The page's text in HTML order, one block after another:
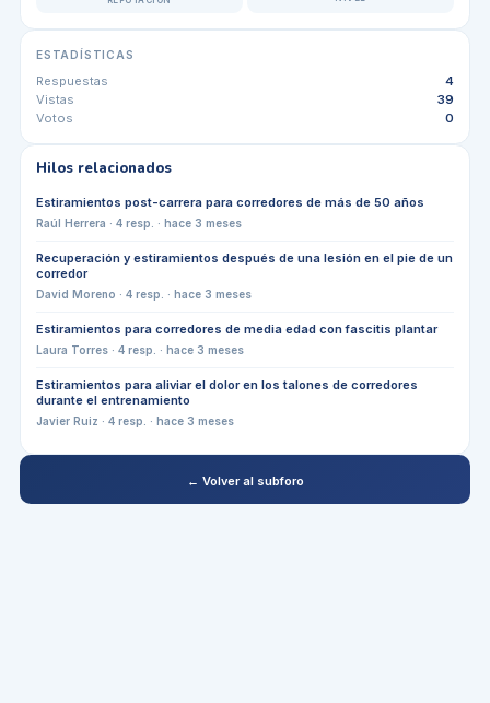
ESTADÍSTICAS
Respuestas
4
Vistas
39
Votos
0
Hilos relacionados
Estiramientos post-carrera para corredores de más de 50 años
Raúl Herrera · 4resp. · hace 3 meses
Recuperación y estiramientos después de una lesión en el pie de un
corredor
David Moreno · 4resp. · hace 3 meses
Estiramientos para corredores de media edad con fascitis plantar
Laura Torres· 4resp. · hace 3 meses
Estiramientos para aliviar el dolor en los talones de corredores
durante el entrenamiento
Javier Ruiz · 4resp. · hace 3 meses
← Volver al subforo